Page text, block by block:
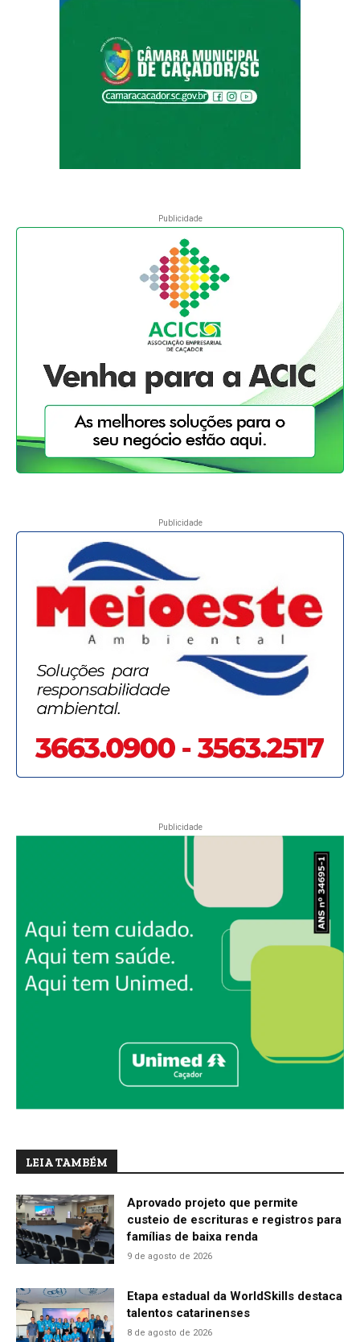
Publicidade
Publicidade
Publicidade
LEIA TAMBÉM
Aprovado projeto que permite
custeio de escrituras e registros para
famílias de baixa renda
9 de agosto de 2026
Etapa estadual da WorldSkills destaca
talentos catarinenses
8 de agosto de 2026